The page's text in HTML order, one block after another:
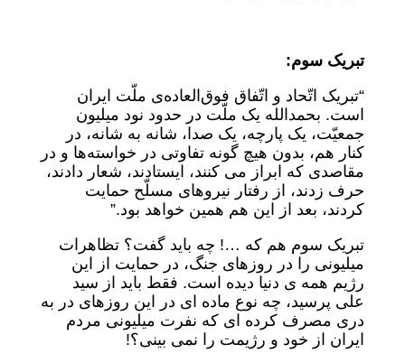
تبریک سوم:
“تبریک اتّحاد و اتّفاق فوق‌العاده‌ی ملّت ایران
است. بحمدالله یک ملّت در حدود نود میلیون
جمعیّت، یک پارچه، یک ‌صدا، شانه‌ به ‌شانه، در
کنار هم، بدون هیچ گونه تفاوتی در خواسته‌ها و در
مقاصدی که ابراز می کنند، ایستادند، شعار دادند،
حرف زدند، از رفتار نیروهای مسلّح حمایت
کردند، بعد از این هم همین خواهد بود.”
تبریک سوم هم که …! چه باید گفت؟ تظاهرات
میلیونی را در روزهای جنگ، در حمایت از این
رژیم همه ی دنیا دیده است. فقط باید از سید
علی پرسید، چه نوع ماده ای در این روزهای در به
دری مصرف کرده ای که نفرت میلیونی مردم
ایران از خود و رژیمت را نمی بینی؟!